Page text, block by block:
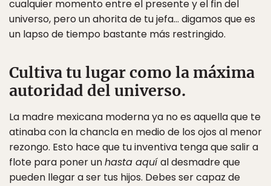
cualquier momento entre el presente y el fin del
universo, pero un ahorita de tu jefa… digamos que es
un lapso de tiempo bastante más restringido.
Cultiva tu lugar como la máxima
autoridad del universo.
La madre mexicana moderna ya no es aquella que te
atinaba con la chancla en medio de los ojos al menor
rezongo. Esto hace que tu inventiva tenga que salir a
flote para poner unhasta aquíal desmadre que
pueden llegar a ser tus hijos. Debes ser capaz de